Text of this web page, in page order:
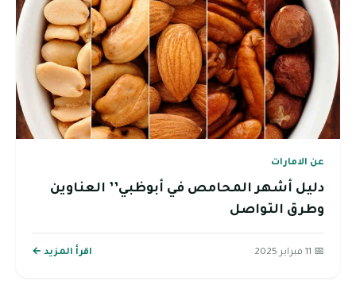
عن الامارات
دليل أشهر المحامص في أبوظبي’’ العناوين
وطرق التواصل
📅 11 فبراير 2025 اقرأ المزيد ←